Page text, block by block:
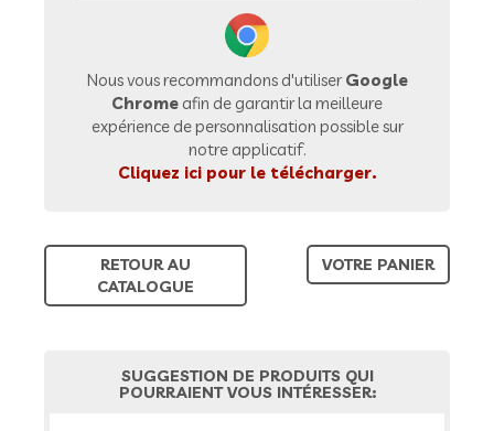
Nous vous recommandons d'utiliserGoogle
Chrome afin de garantir la meilleure
expérience de personnalisation possible sur
notre applicatif.
Cliquez ici pour le télécharger.
RETOUR AU
CATALOGUE
VOTRE PANIER
SUGGESTION DE PRODUITS QUI
POURRAIENT VOUS INTÉRESSER: